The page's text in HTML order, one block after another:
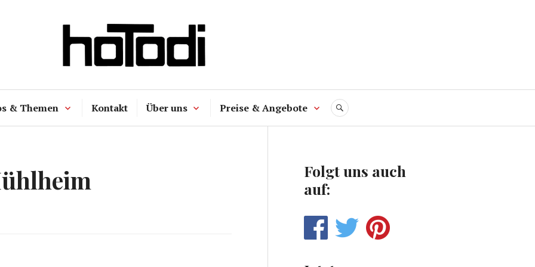
hoTodi
& Themen Kontakt Über uns Preise & Angebote SUCHE
Folgt uns auch
auf: